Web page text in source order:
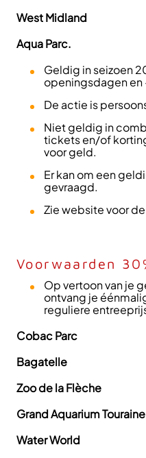
West Midland
Aqua Parc.
Geldig in seizoen
openingsdagen
De actie is
Niet geldig in
tickets en/of
voor geld.
Er kan om een
gevraagd.
Zie website voor
Voorwaarden
Op vertoon van je
ontvang je
reguliere
Cobac Parc
Bagatelle
Zoo de la Flèche
Grand Aquarium Touraine
Water World